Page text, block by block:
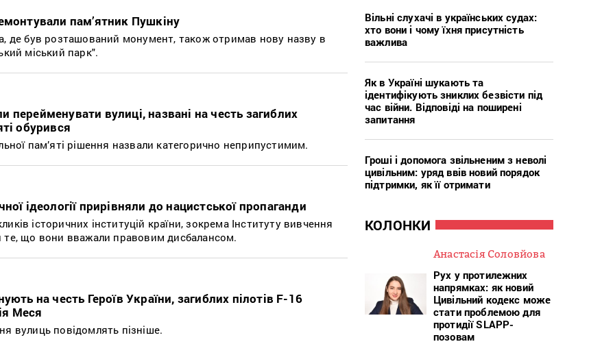
пам’ятник Пушкіну
де був розташований монумент, також отримав нову назву в
міський парк".
перейменувати вулиці, названі на честь загиблих
обурився
пам’яті рішення назвали категорично неприпустимим.
ідеології прирівняли до нацистської пропаганди
історичних інституцій країни, зокрема Інституту вивчення
те, що вони вважали правовим дисбалансом.
на честь Героїв України, загиблих пілотів F-16
Меся
вулиць повідомлять пізніше.
Вільні слухачі в українських судах:
хто вони і чому їхня присутність
важлива
Як в Україні шукають та
ідентифікують зниклих безвісти під
час війни. Відповіді на поширені
запитання
Гроші і допомога звільненим з неволі
цивільним: уряд ввів новий порядок
підтримки, як її отримати
КОЛОНКИ
Анастасія Соловйова
Рух у протилежних
напрямках: як новий
Цивільний кодекс може
стати проблемою для
протидії SLAPP-
позовам